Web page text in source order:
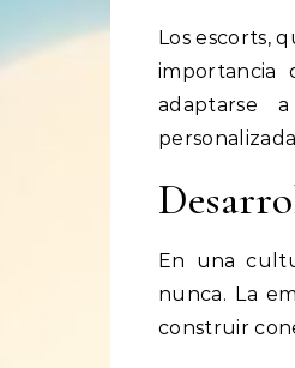
Los escorts,
importancia
adaptarse
En una
nunca. La
construir